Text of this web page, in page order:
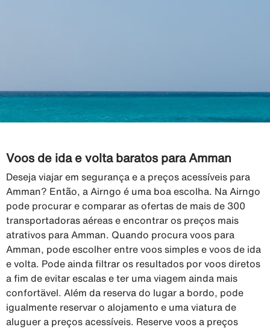
Voos de ida e volta baratos para Amman
Deseja viajar em segurança e a preços acessíveis para
Amman? Então, a Airngo é uma boa escolha. Na Airngo
pode procurar e comparar as ofertas de mais de 300
transportadoras aéreas e encontrar os preços mais
atrativos para Amman. Quando procura voos para
Amman, pode escolher entre voos simples e voos de ida
e volta. Pode ainda filtrar os resultados por voos diretos
a fim de evitar escalas e ter uma viagem ainda mais
confortävel. Além da reserva do lugar a bordo, pode
igualmente reservar o alojamento e uma viatura de
aluguer a preços acessíveis. Reserve voos a preços